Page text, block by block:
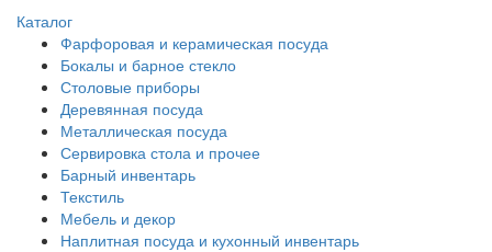
Каталог
Фарфоровая и керамическая посуда
Бокалы и барное стекло
Столовые приборы
Деревянная посуда
Металлическая посуда
Сервировка стола и прочее
Барный инвентарь
Текстиль
Мебель и декор
Наплитная посуда и кухонный инвентарь